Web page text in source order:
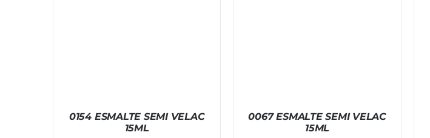
0154 ESMALTE SEMI VELAC
15ML
0067 ESMALTE SEMI VELAC
15ML